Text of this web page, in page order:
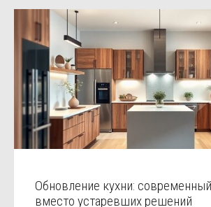
Обновление кухни:
вместо устаревших решений